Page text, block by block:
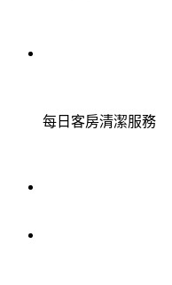
每日客房清潔服務